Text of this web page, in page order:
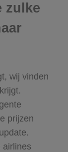
zulke
wij vinden
prijzen
airlines